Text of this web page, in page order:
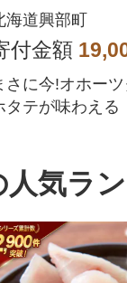
海道興部町
付金額
さに今!オホー
タテが味わえる
人気ラ